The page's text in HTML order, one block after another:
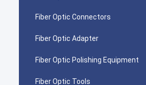
Fiber Optic Connectors
Fiber Optic Adapter
Fiber Optic Polishing Equipment
Fiber Optic Tools